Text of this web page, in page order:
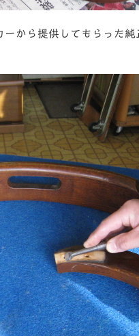
から提供してもらった